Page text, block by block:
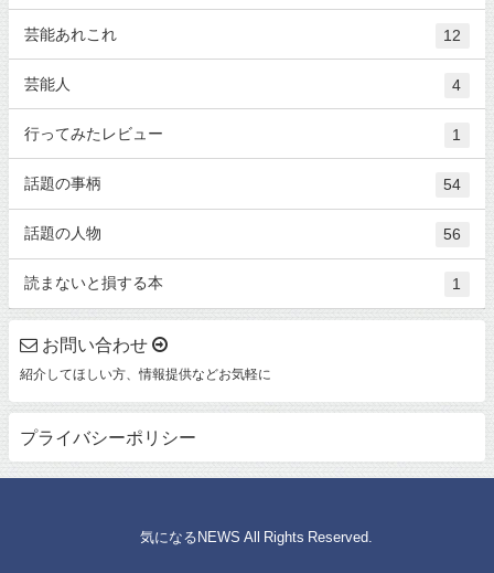
芸能あれこれ 12
芸能人 4
行ってみたレビュー 1
話題の事柄 54
話題の人物 56
読まないと損する本 1
お問い合わせ
紹介してほしい方、情報提供などお気軽に
プライバシーポリシー
© 気になるNEWS All Rights Reserved.